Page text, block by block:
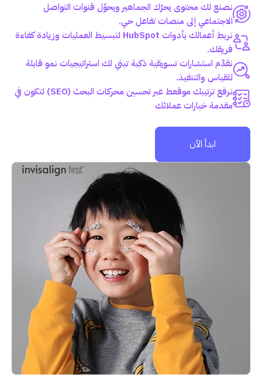
نصنع لك محتوى يحرّك الجماهير ويحوّل قنوات التواصل
الاجتماعي إلى منصات تفاعل حي.
نربط أعمالك بأدوات HubSpot لتبسيط العمليات وزيادة كفاءة
فريقك.
نقدّم استشارات تسويقية ذكية تبني لك استراتيجيات نمو قابلة
للقياس والتنفيذ.
نرفع ترتيبك موقعط عبر تحسين محركات البحث (SEO) لتكون في
مقدمة خيارات عملائك
ابدأ الآن